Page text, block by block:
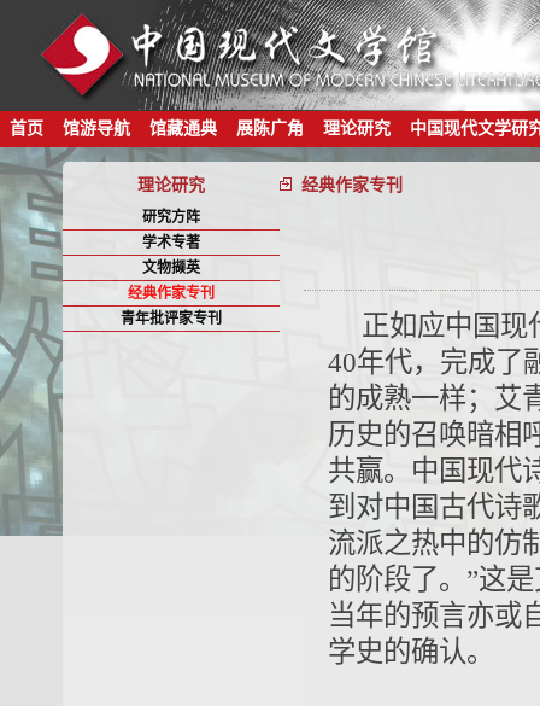
首页 馆游导航 馆藏通典 展陈广角 理论研究 中国现代文学研
理论研究 经典作家专刊
研究方阵
学术专著
文物撷英
经典作家专刊
青年批评家专刊
正如应中国现
40年代，完成了
的成熟一样；艾
历史的召唤暗相
共赢。中国现代
到对中国古代诗
流派之热中的仿
的阶段了。”这
当年的预言亦或
学史的确认。